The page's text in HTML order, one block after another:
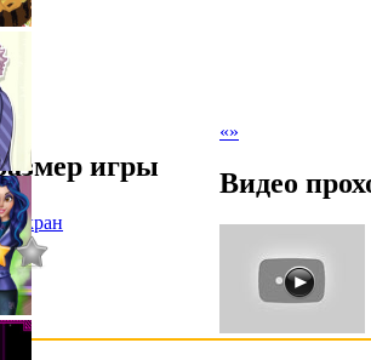
«»
игры
экран
Видео